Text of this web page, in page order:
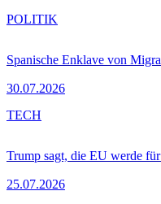
Spanische Enklave von
30.07.2026
POLITIK
Trump sagt, die EU werde
25.07.2026
TECH